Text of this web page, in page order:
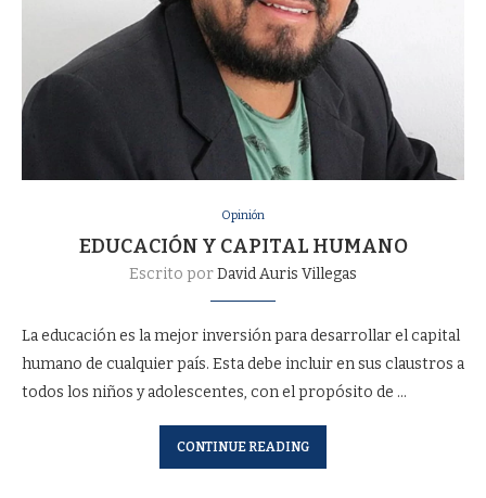
Opinión
EDUCACIÓN Y CAPITAL HUMANO
Escrito porDavid Auris Villegas
La educación es la mejor inversión para desarrollar el capital
humano de cualquier país. Esta debe incluir en sus claustros a
todos los niños y adolescentes, con el propósito de …
CONTINUE READING